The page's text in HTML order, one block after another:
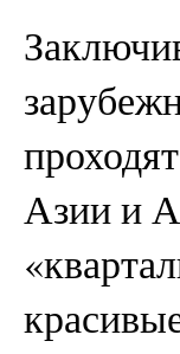
Азии и